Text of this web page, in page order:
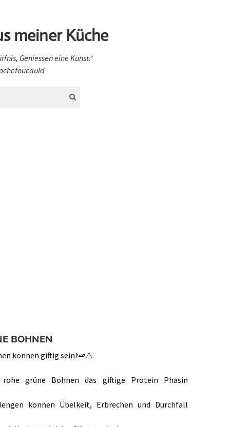
meiner Küche
Geniessen eine Kunst.“
BOHNEN
können giftig sein!🫛⚠️
rohe grüne Bohnen das giftige Protein Phasin
können Übelkeit, Erbrechen und Durchfall